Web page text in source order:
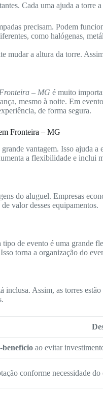
Cada uma ajuda a torre
precisam. Podem
como halógenas,
mudar a altura da torre.
– MG é muito
mesmo à noite. Em
de forma segura.
Fronteira – MG
vantagem. Isso ajuda
a flexibilidade e inclui
do aluguel. Empresas
valor desses equipamentos.
de evento é uma grande
torna a organização do
inclusa. Assim, as torres
ao evitar
conforme necessidade